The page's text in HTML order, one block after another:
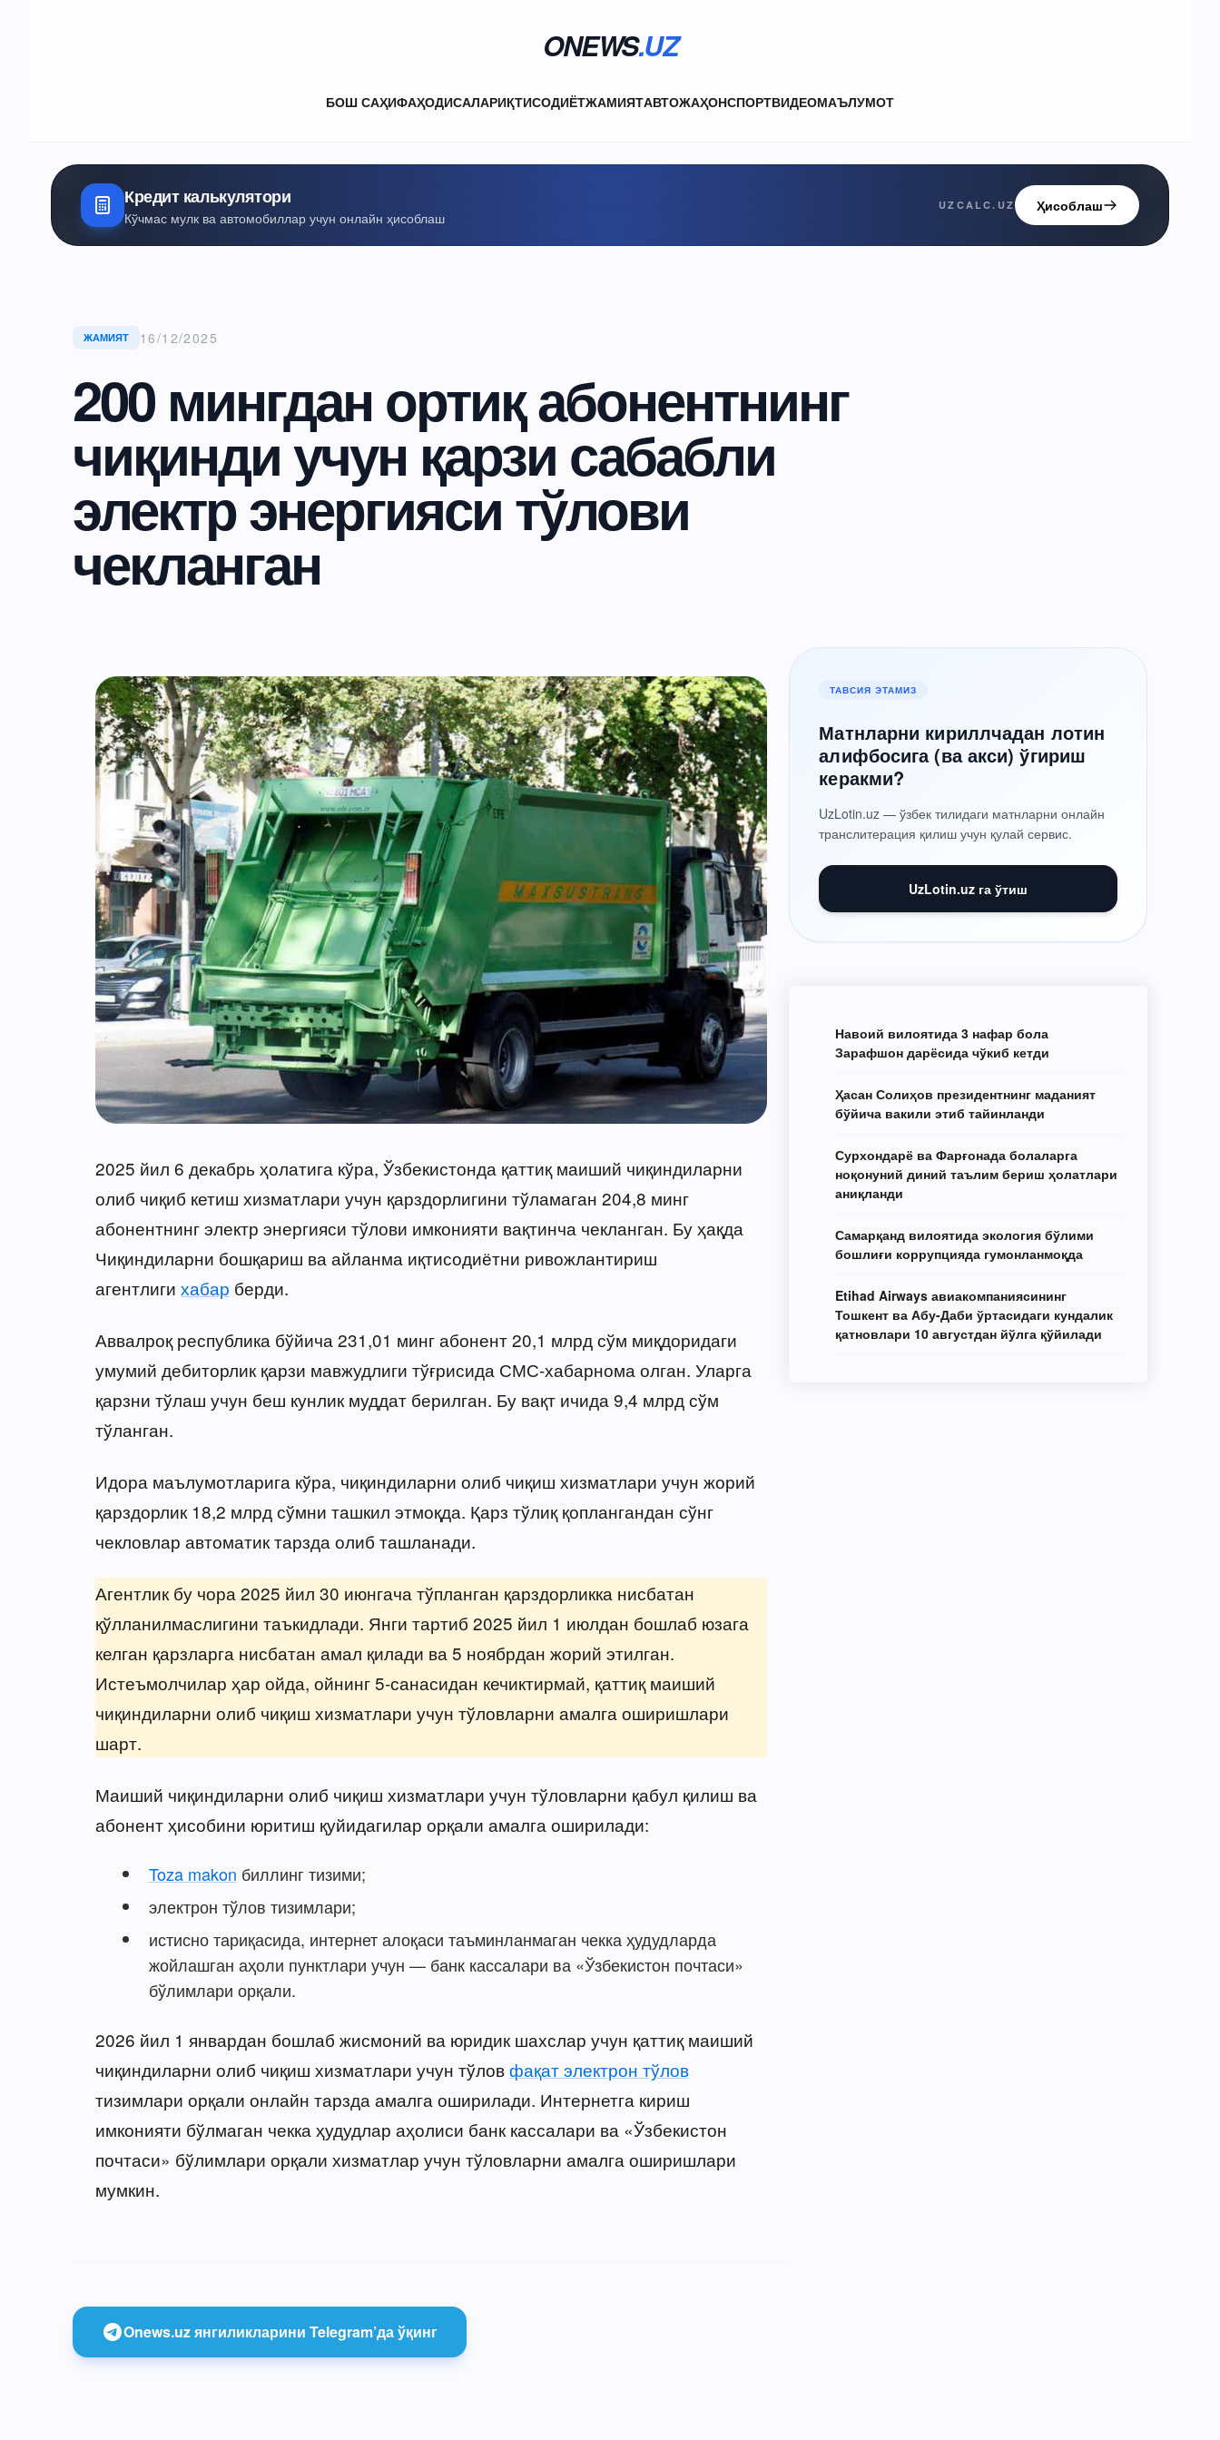
ONEWS.UZ
БОШ САҲИФАҲОДИСАЛАРИҚТИСОДИЁТЖАМИЯТАВТОЖАҲОНСПОРТВИДЕОМАЪЛУМОТ
Кредит калькулятори
Кўчмас мулк ва автомобиллар учун онлайн ҳисоблаш
UZCALC.UZ Ҳисоблаш
ЖАМИЯТ 16/12/2025
200 мингдан ортиқ абонентнинг
чиқинди учун қарзи сабабли
электр энергияси тўлови
чекланган
2025 йил 6 декабрь ҳолатига кўра, Ўзбекистонда қаттиқ маиший чиқиндиларни
олиб чиқиб кетиш хизматлари учун қарздорлигини тўламаган 204,8 минг
абонентнинг электр энергияси тўлови имконияти вақтинча чекланган. Бу ҳақда
Чиқиндиларни бошқариш ва айланма иқтисодиётни ривожлантириш
агентлиги хабар берди.
Аввалроқ республика бўйича 231,01 минг абонент 20,1 млрд сўм миқдоридаги
умумий дебиторлик қарзи мавжудлиги тўғрисида СМС-хабарнома олган. Уларга
қарзни тўлаш учун беш кунлик муддат берилган. Бу вақт ичида 9,4 млрд сўм
тўланган.
Идора маълумотларига кўра, чиқиндиларни олиб чиқиш хизматлари учун жорий
қарздорлик 18,2 млрд сўмни ташкил этмоқда. Қарз тўлиқ қоплангандан сўнг
чекловлар автоматик тарзда олиб ташланади.
Агентлик бу чора 2025 йил 30 июнгача тўпланган қарздорликка нисбатан
қўлланилмаслигини таъкидлади. Янги тартиб 2025 йил 1 июлдан бошлаб юзага
келган қарзларга нисбатан амал қилади ва 5 ноябрдан жорий этилган.
Истеъмолчилар ҳар ойда, ойнинг 5-санасидан кечиктирмай, қаттиқ маиший
чиқиндиларни олиб чиқиш хизматлари учун тўловларни амалга оширишлари
шарт.
Маиший чиқиндиларни олиб чиқиш хизматлари учун тўловларни қабул қилиш ва
абонент ҳисобини юритиш қуйидагилар орқали амалга оширилади:
Toza makon биллинг тизими;
электрон тўлов тизимлари;
истисно тариқасида, интернет алоқаси таъминланмаган чекка ҳудудларда
жойлашган аҳоли пунктлари учун — банк кассалари ва «Ўзбекистон почтаси»
бўлимлари орқали.
2026 йил 1 январдан бошлаб жисмоний ва юридик шахслар учун қаттиқ маиший
чиқиндиларни олиб чиқиш хизматлари учун тўловфақат электрон тўлов
тизимлари орқали онлайн тарзда амалга оширилади. Интернетга кириш
имконияти бўлмаган чекка ҳудудлар аҳолиси банк кассалари ва «Ўзбекистон
почтаси» бўлимлари орқали хизматлар учун тўловларни амалга оширишлари
мумкин.
Onews.uz янгиликларини Telegram’да ўқинг
ТАВСИЯ ЭТАМИЗ
Матнларни кириллчадан лотин
алифбосига (ва акси) ўгириш
керакми?
UzLotin.uz — ўзбек тилидаги матнларни онлайн
транслитерация қилиш учун қулай сервис.
UzLotin.uz га ўтиш
Навоий вилоятида 3 нафар бола
Зарафшон дарёсида чўкиб кетди
Ҳасан Солиҳов президентнинг маданият
бўйича вакили этиб тайинланди
Сурхондарё ва Фарғонада болаларга
ноқонуний диний таълим бериш ҳолатлари
аниқланди
Самарқанд вилоятида экология бўлими
бошлиғи коррупцияда гумонланмоқда
Etihad Airways авиакомпаниясининг
Тошкент ва Абу-Даби ўртасидаги кундалик
қатновлари 10 августдан йўлга қўйилади